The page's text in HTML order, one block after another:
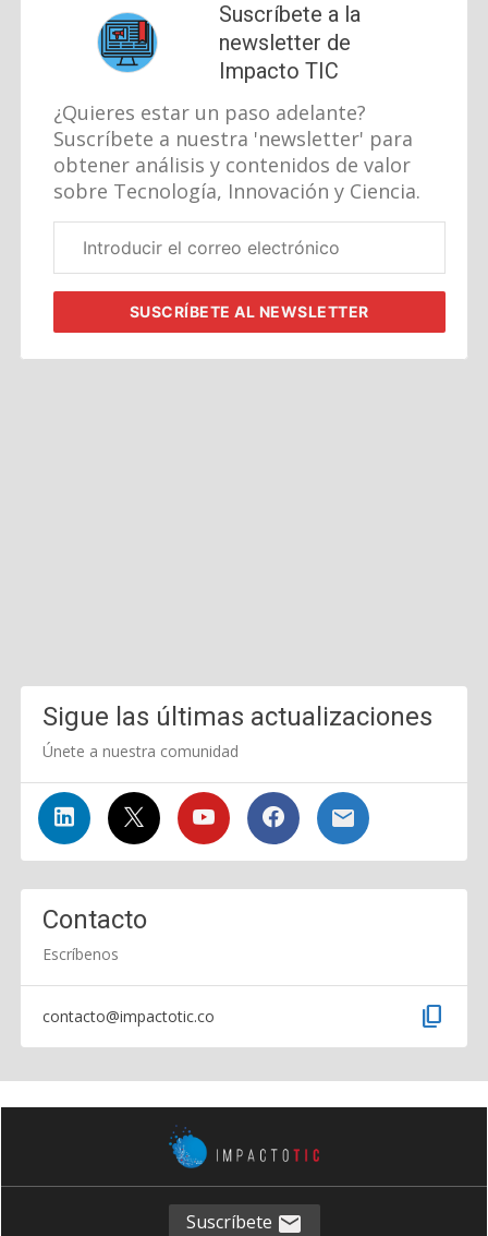
Suscríbete a la
newsletter de
Impacto TIC
¿Quieres estar un paso adelante?
Suscríbete a nuestra 'newsletter' para
obtener análisis y contenidos de valor
sobre Tecnología, Innovación y Ciencia.
electrónico
SUSCRÍBETEAL NEWSLETTER
Sigue las últimas actualizaciones
Únete a nuestra comunidad
Contacto
Escríbenos
contacto@impactotic.co content_copy
Suscríbete